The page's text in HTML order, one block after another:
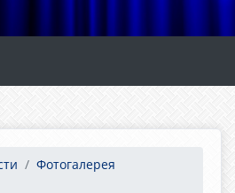
Фотогалерея